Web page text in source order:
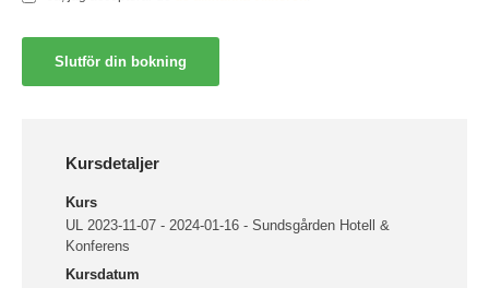
Kursdetaljer
Kurs
UL 2023-11-07 - 2024-01-16 - Sundsgården Hotell &
Konferens
Kursdatum